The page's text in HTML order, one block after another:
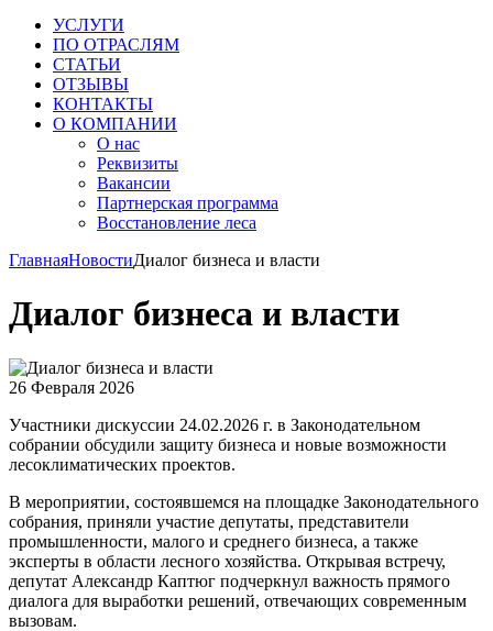
УСЛУГИ
ПО ОТРАСЛЯМ
СТАТЬИ
ОТЗЫВЫ
КОНТАКТЫ
О КОМПАНИИ
О нас
Реквизиты
Вакансии
Партнерская программа
Восстановление леса
ГлавнаяНовостиДиалог бизнеса и власти
Диалог бизнеса и власти
26 Февраля 2026
Участники дискуссии 24.02.2026 г. в Законодательном
собрании обсудили защиту бизнеса и новые возможности
лесоклиматических проектов.
В мероприятии, состоявшемся на площадке Законодательного
собрания, приняли участие депутаты, представители
промышленности, малого и среднего бизнеса, а также
эксперты в области лесного хозяйства. Открывая встречу,
депутат Александр Каптюг подчеркнул важность прямого
диалога для выработки решений, отвечающих современным
вызовам.